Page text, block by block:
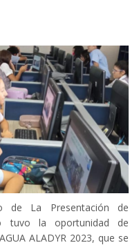
de La Presentación de
tuvo la oportunidad de
ALADYR 2023, que se